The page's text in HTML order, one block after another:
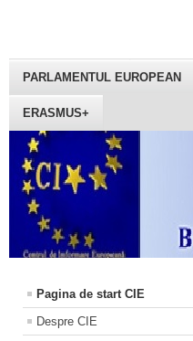
PARLAMENTUL EUROPEAN
ERASMUS+
Pagina de start CIE
Despre CIE